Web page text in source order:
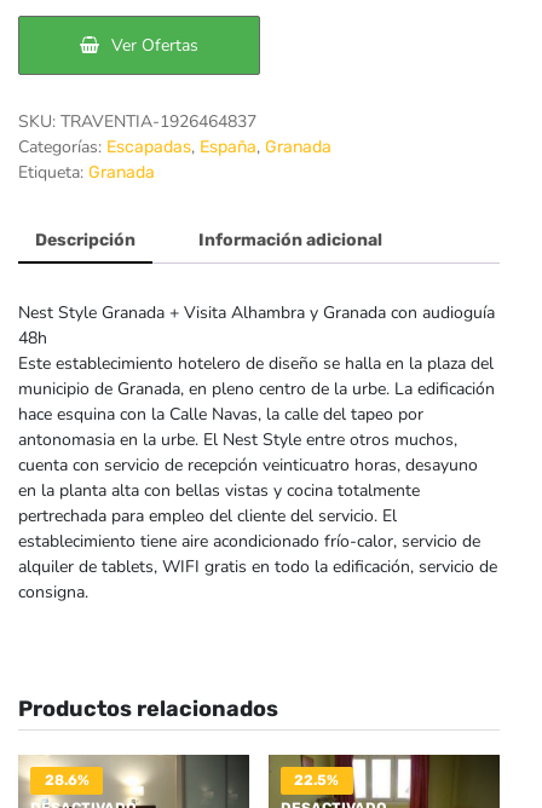
era:
73€.
es:
66€.
Ver Ofertas
SKU: TRAVENTIA-1926464837
Categorías: Escapadas, España, Granada
Etiqueta: Granada
Descripción Información adicional
Nest Style Granada + Visita Alhambra y Granada con audioguía
48h
Este establecimiento hotelero de diseño se halla en la plaza del
municipio de Granada, en pleno centro de la urbe. La edificación
hace esquina con la Calle Navas, la calle del tapeo por
antonomasia en la urbe. El Nest Style entre otros muchos,
cuenta con servicio de recepción veinticuatro horas, desayuno
en la planta alta con bellas vistas y cocina totalmente
pertrechada para empleo del cliente del servicio. El
establecimiento tiene aire acondicionado frío-calor, servicio de
alquiler de tablets, WIFI gratis en todo la edificación, servicio de
consigna.
Productos relacionados
28.6%
22.5%